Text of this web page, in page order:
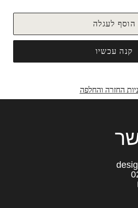
הוסף לעגלה
קנה עכשיו
החזרה והחלפה